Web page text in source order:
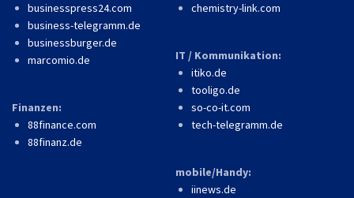
businesspress24.com
business-telegramm.de
businessburger.de
marcomio.de
Finanzen:
88finance.com
88finanz.de
chemistry-link.com
IT / Kommunikation:
itiko.de
tooligo.de
so-co-it.com
tech-telegramm.de
mobile/Handy:
iinews.de